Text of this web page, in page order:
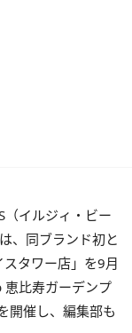
（イルジィ・ビー
、同ブランド初と
タワー店」を9月
恵比寿ガーデンプ
開催し、編集部も